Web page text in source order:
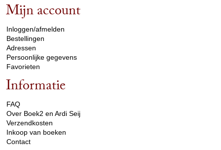
Mijn account
Inloggen/afmelden
Bestellingen
Adressen
Persoonlijke gegevens
Favorieten
Informatie
FAQ
Over Boek2 en Ardi Seij
Verzendkosten
Inkoop van boeken
Contact